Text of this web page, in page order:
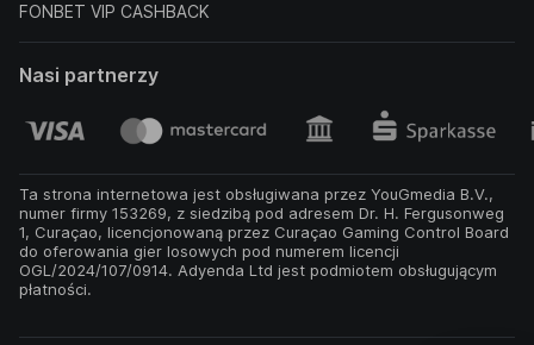
FONBET VIP CASHBACK
Nasi partnerzy
Ta strona internetowa jest obsługiwana przez YouGmedia B.V.,
numer firmy 153269, z siedzibą pod adresem Dr. H. Fergusonweg
1, Curaçao, licencjonowaną przez Curaçao Gaming Control Board
do oferowania gier losowych pod numerem licencji
OGL/2024/107/0914. Adyenda Ltd jest podmiotem obsługującym
płatności.